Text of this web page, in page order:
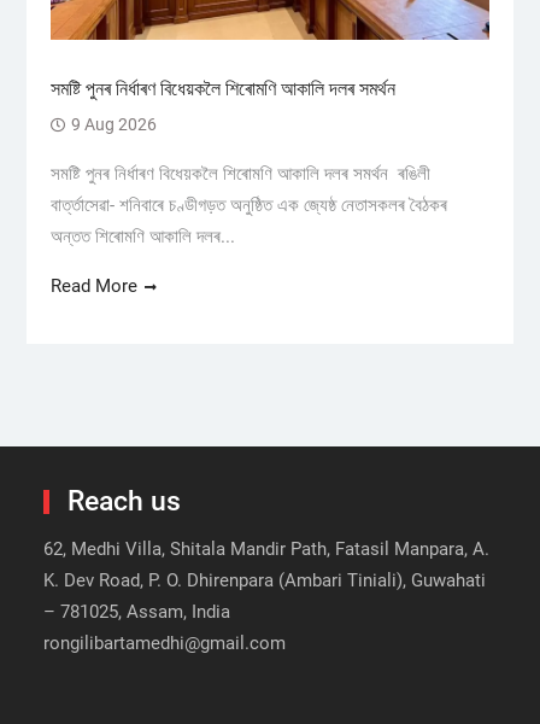
সমষ্টি পুনৰ নিৰ্ধাৰণ বিধেয়কলৈ শিৰোমণি আকালি দলৰ সমর্থন
9 Aug 2026
সমষ্টি পুনৰ নিৰ্ধাৰণ বিধেয়কলৈ শিৰোমণি আকালি দলৰ সমর্থন ৰঙিলী
বাৰ্ত্তাসেৱা- শনিবাৰে চণ্ডীগড়ত অনুষ্ঠিত এক জ্যেষ্ঠ নেতাসকলৰ বৈঠকৰ
অন্তত শিৰোমণি আকালি দলৰ...
Read More
Reach us
62, Medhi Villa, Shitala Mandir Path, Fatasil Manpara, A.
K. Dev Road, P. O. Dhirenpara (Ambari Tiniali), Guwahati
– 781025, Assam, India
rongilibartamedhi@gmail.com